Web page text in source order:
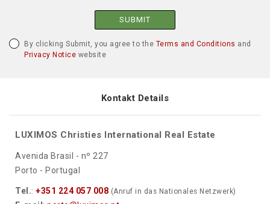
SUBMIT
By clicking Submit, you agree to the Terms and Conditions and
Privacy Notice website
Kontakt Details
LUXIMOS Christies International Real Estate
Avenida Brasil - nº 227
Porto - Portugal
Tel.: +351 224 057 008 (Anruf in das Nationales Netzwerk)